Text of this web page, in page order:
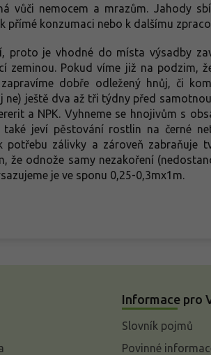
vůči nemocem a mrazům. Jahody
přímé konzumaci nebo k dalšímu
proto je vhodné do místa výsadby
zeminou. Pokud víme již na podzim,
dobře odležený hnůj, či
ještě dva až tři týdny před
a NPK. Vyhneme se hnojivům s
jeví pěstování rostlin na černé
zálivky a zároveň zabraňuje
že odnože samy nezakoření
je ve sponu 0,25-0,3mx1m.
Informace pro
Slovník pojmů
Povinné